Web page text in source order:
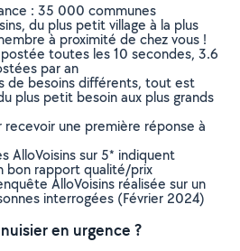
: 35 000 communes
du plus petit village à la plus
à proximité de chez vous !
toutes les 10 secondes, 3.6
par an
de besoins différents, tout est
plus petit besoin aux plus grands
recevoir une première réponse à
AlloVoisins sur 5* indiquent
bon rapport qualité/prix
AlloVoisins réalisée sur un
interrogées (Février 2024)
en urgence ?